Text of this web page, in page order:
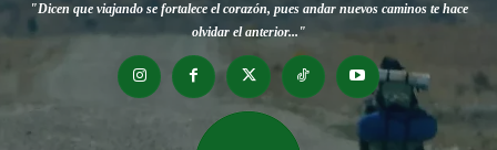
"Dicen que viajando se fortalece el corazón, pues andar nuevos caminos te hace
olvidar el anterior..."